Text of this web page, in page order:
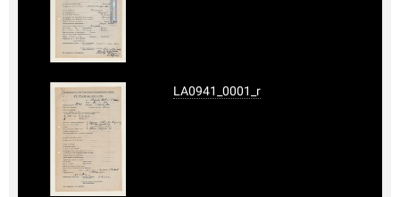
LA0941_0001_r